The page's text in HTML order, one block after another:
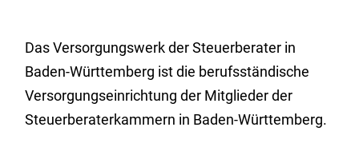
Das Versorgungswerk der Steuerberater in
Baden-Württemberg ist die berufsständische
Versorgungseinrichtung der Mitglieder der
Steuerberaterkammern in Baden-Württemberg.